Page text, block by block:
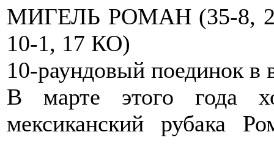
МИГЕЛЬ РОМАН (35-8,
10-1, 17 КО)
10-раундовый поединок в
В марте этого года
мексиканский рубака